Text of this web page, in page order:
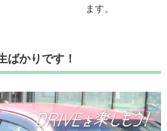
ます。
ばかりです！